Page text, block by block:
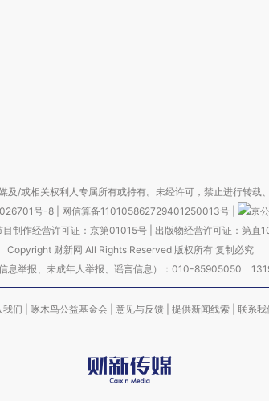
及/或相关权利人专属所有或持有。未经许可，禁止进行转载
号-8 网信算备110105862729401250013号
京
目制作经营许可证：京第01015号| 出版物经营许可证：第直
Copyright 财新网 All Rights Reserved 版权所有 复制必究
息举报、未成年人举报、谣言信息）：010-85905050
我们 啄木鸟公益基金会 意见与反馈 提供新闻线索 联系我